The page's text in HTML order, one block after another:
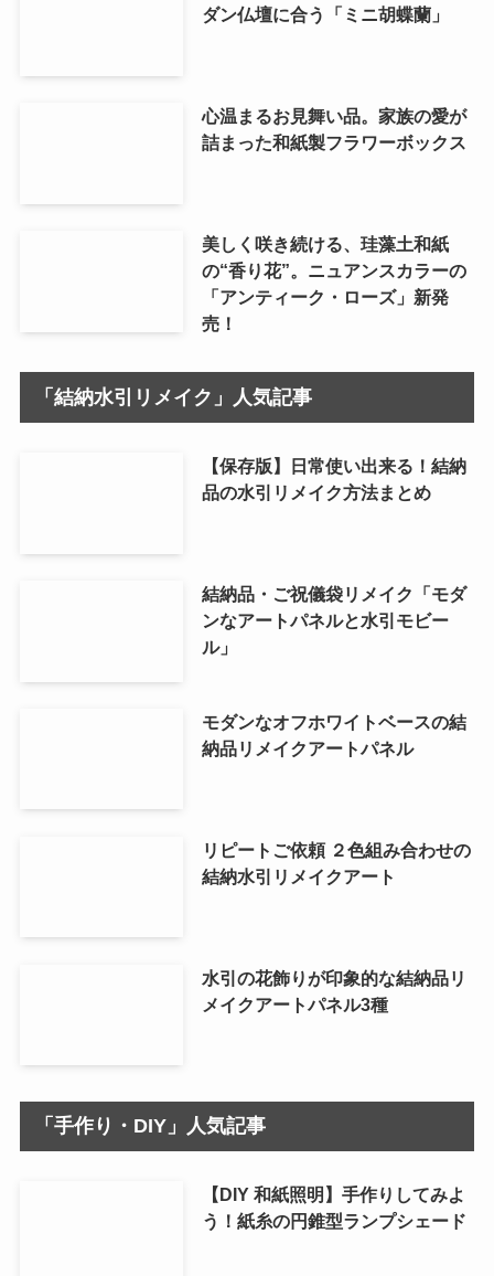
ダン仏壇に合う「ミニ胡蝶蘭」
心温まるお見舞い品。家族の愛が
詰まった和紙製フラワーボックス
美しく咲き続ける、珪藻土和紙
の“香り花”。ニュアンスカラーの
「アンティーク・ローズ」新発
売！
「結納水引リメイク」人気記事
【保存版】日常使い出来る！結納
品の水引リメイク方法まとめ
結納品・ご祝儀袋リメイク「モダ
ンなアートパネルと水引モビー
ル」
モダンなオフホワイトベースの結
納品リメイクアートパネル
リピートご依頼 ２色組み合わせの
結納水引リメイクアート
水引の花飾りが印象的な結納品リ
メイクアートパネル3種
「手作り・DIY」人気記事
【DIY 和紙照明】手作りしてみよ
う！紙糸の円錐型ランプシェード